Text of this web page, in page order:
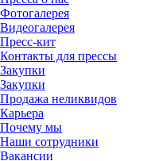
Фотогалерея
Видеогалерея
Пресс-кит
Контакты для прессы
Закупки
Закупки
Продажа неликвидов
Карьера
Почему мы
Наши сотрудники
Вакансии